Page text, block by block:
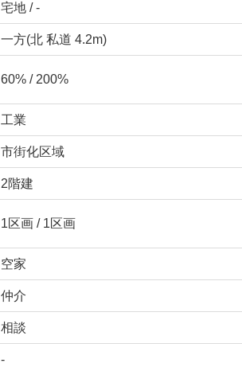
宅地 / -
一方(北 私道 4.2m)
60% / 200%
工業
市街化区域
2階建
1区画 / 1区画
空家
仲介
相談
-